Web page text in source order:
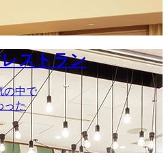
レストラン
の中で
った